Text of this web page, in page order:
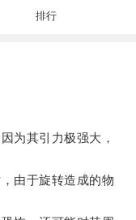
排行
其引力极强大，
由于旋转造成的物